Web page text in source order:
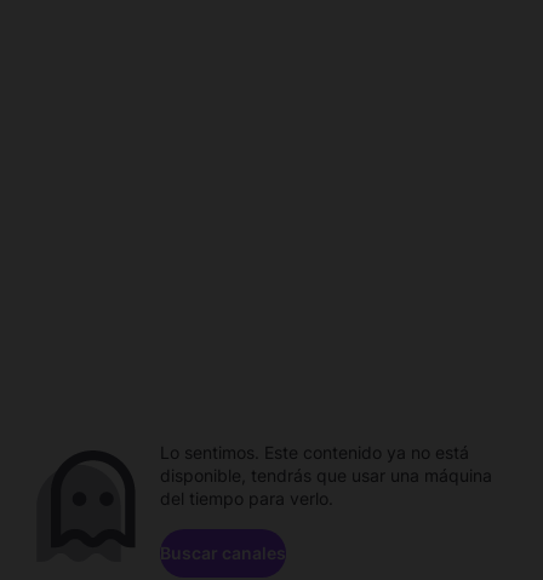
Lo sentimos. Este contenido ya no está
disponible, tendrás que usar una máquina
del tiempo para verlo.
Buscar canales